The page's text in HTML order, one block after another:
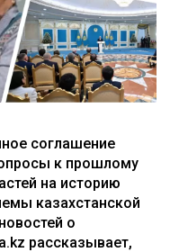
соглашение
к прошлому
на историю
казахстанской
о
рассказывает,